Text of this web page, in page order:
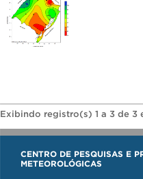
Exibindo registro(s) 1 a 3 de 3
CENTRO DE PESQUISAS E
METEOROLÓGICAS